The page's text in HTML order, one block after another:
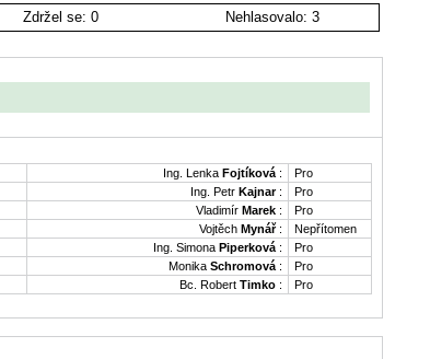
Zdržel se: 0 Nehlasovalo: 3
Ing. Lenka Fojtíková :
Pro
Ing. Petr Kajnar:
Pro
Vladimír Marek :
Pro
Vojtěch Mynář:
Nepřítomen
Ing. Simona Piperková :
Pro
Monika Schromová :
Pro
Bc. Robert Timko : Pro